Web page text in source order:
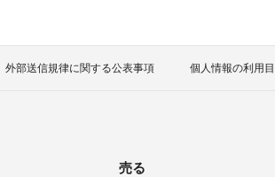
外部送信規律に関する公表事項 個人情報の利用
売る